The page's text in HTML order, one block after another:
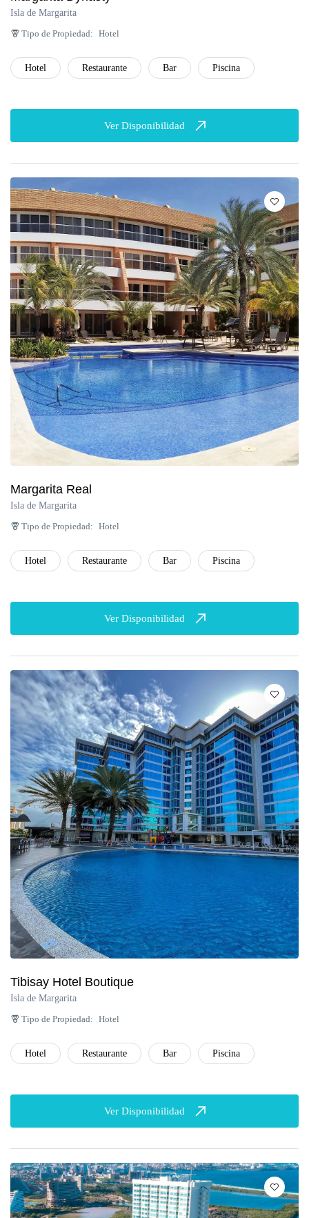
Isla de Margarita
Tipo de Propiedad: Hotel
Hotel Restaurante Bar Piscina
Ver Disponibilidad
Margarita Real
Isla de Margarita
Tipo de Propiedad: Hotel
Hotel Restaurante Bar Piscina
Ver Disponibilidad
Tibisay Hotel Boutique
Isla de Margarita
Tipo de Propiedad: Hotel
Hotel Restaurante Bar Piscina
Ver Disponibilidad